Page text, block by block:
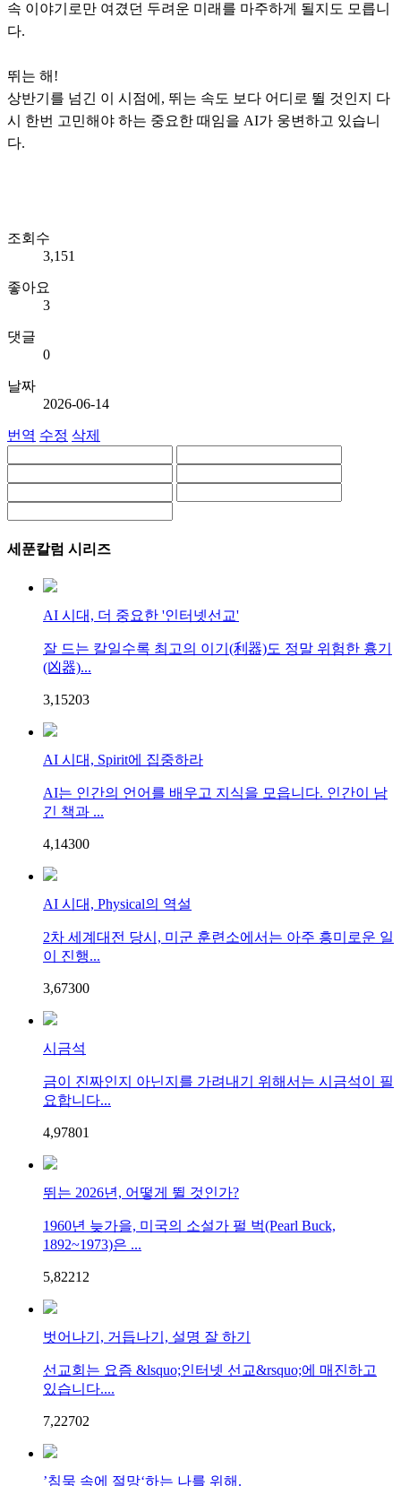
속 이야기로만 여겼던 두려운 미래를 마주하게 될지도 모릅니
다.
뛰는 해!
상반기를 넘긴 이 시점에, 뛰는 속도 보다 어디로 뛸 것인지 다
시 한번 고민해야 하는 중요한 때임을 AI가 웅변하고 있습니
다.
조회수
3,151
좋아요
3
댓글
0
날짜
2026-06-14
번역 수정 삭제
세푼칼럼 시리즈
AI 시대, 더 중요한 '인터넷선교'
잘 드는 칼일수록 최고의 이기(利器)도 정말 위험한 흉기
(凶器)...
3,15203
AI 시대, Spirit에 집중하라
AI는 인간의 언어를 배우고 지식을 모읍니다. 인간이 남
긴 책과 ...
4,14300
AI 시대, Physical의 역설
2차 세계대전 당시, 미군 훈련소에서는 아주 흥미로운 일
이 진행...
3,67300
시금석
금이 진짜인지 아닌지를 가려내기 위해서는 시금석이 필
요합니다...
4,97801
뛰는 2026년, 어떻게 뛸 것인가?
1960년 늦가을, 미국의 소설가 펄 벅(Pearl Buck,
1892~1973)은 ...
5,8221 2
벗어나기, 거듭나기, 설명 잘 하기
선교회는 요즘 &lsquo;인터넷 선교&rsquo;에 매진하고
있습니다....
7,22702
’침묵 속에 절망‘하는 나를 위해.